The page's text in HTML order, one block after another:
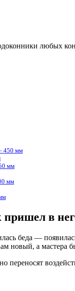
любых
450 мм
мм
мм
в
беда —
новый, а мастера